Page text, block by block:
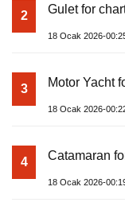
2 Gulet for
18 Ocak 2026-
3 Motor Yacht
18 Ocak 2026-
4 Catamaran
18 Ocak 2026-